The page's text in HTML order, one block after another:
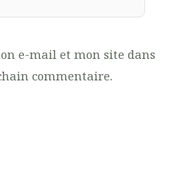
e-mail et mon site dans
commentaire.